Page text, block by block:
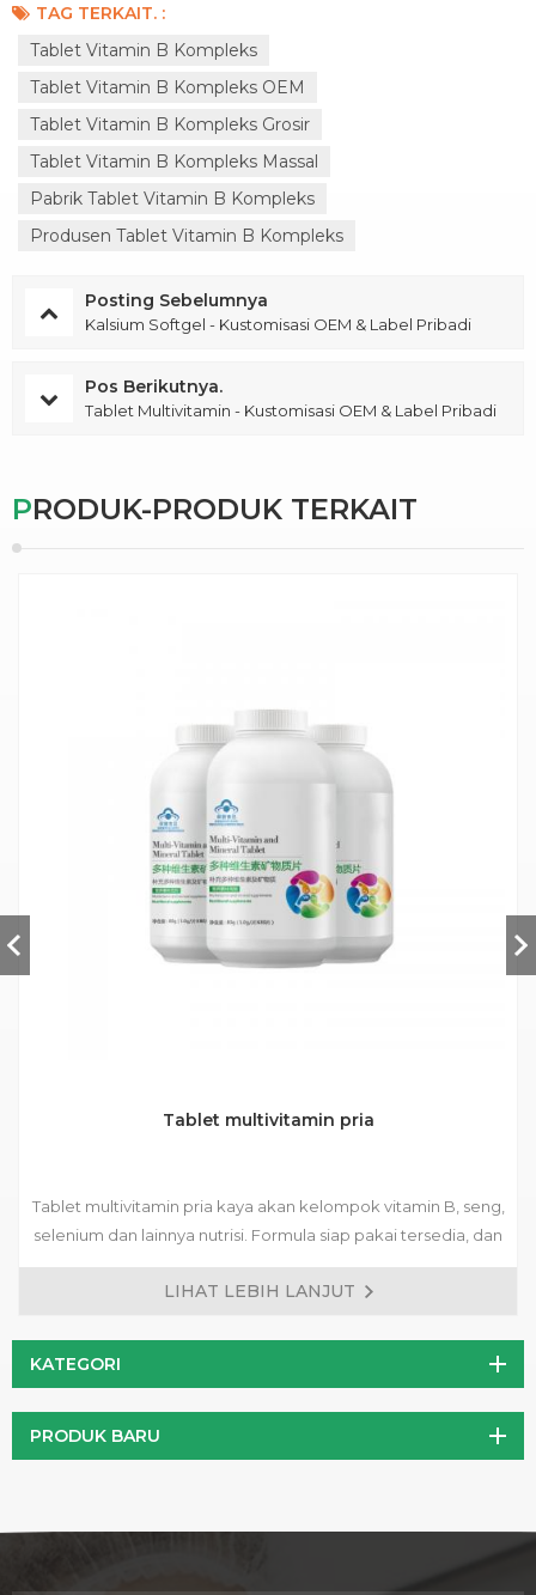
TAG TERKAIT. :
Tablet Vitamin B Kompleks
Tablet Vitamin B Kompleks OEM
Tablet Vitamin B Kompleks Grosir
Tablet Vitamin B Kompleks Massal
Pabrik Tablet Vitamin B Kompleks
Produsen Tablet Vitamin B Kompleks
Posting Sebelumnya
Kalsium Softgel - Kustomisasi OEM & Label Pribadi
Pos Berikutnya.
Tablet Multivitamin - Kustomisasi OEM & Label Pribadi
PRODUK-PRODUK TERKAIT
Tablet multivitamin pria
Tablet multivitamin pria kaya akan kelompok vitamin B, seng,
selenium dan lainnya nutrisi. Formula siap pakai tersedia, dan
formula yang disesuaikan adalah diterima.
LIHAT LEBIH LANJUT
KATEGORI
PRODUK BARU